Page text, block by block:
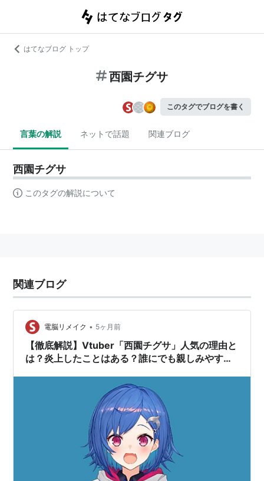
はてなブログ トップ
西園チグサ
このタグでブログを書く
言葉の解説 ネットで話題 関連ブログ
西園チグサ
このタグの解説について
関連ブログ
電脳リメイク • 5ヶ月前
【徹底解説】Vtuber「西園チグサ」人気の理由と
は？炎上したことはある？誰にでも親しみやすい